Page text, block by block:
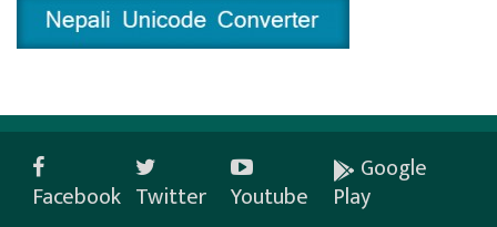
Facebook Twitter Youtube
Google
Play